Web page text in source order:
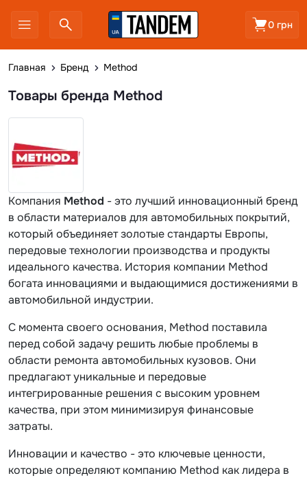
0 грн
Главная Бренд Method
Товары бренда Method
Компания Method - это лучший инновационный бренд
в области материалов для автомобильных покрытий,
который объединяет золотые стандарты Европы,
передовые технологии производства и продукты
идеального качества. История компании Method
богата инновациями и выдающимися достижениями в
автомобильной индустрии.
С момента своего основания, Method поставила
перед собой задачу решить любые проблемы в
области ремонта автомобильных кузовов. Они
предлагают уникальные и передовые
интегрированные решения с высоким уровнем
качества, при этом минимизируя финансовые
затраты.
Инновации и качество - это ключевые ценности,
которые определяют компанию Method как лидера в